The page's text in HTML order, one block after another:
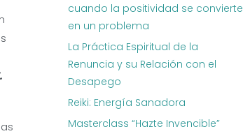
cuando la positividad se convierte
en un problema
La Práctica Espiritual de la
Renuncia y su Relación con el
Desapego
Reiki: Energía Sanadora
Masterclass “Hazte Invencible”